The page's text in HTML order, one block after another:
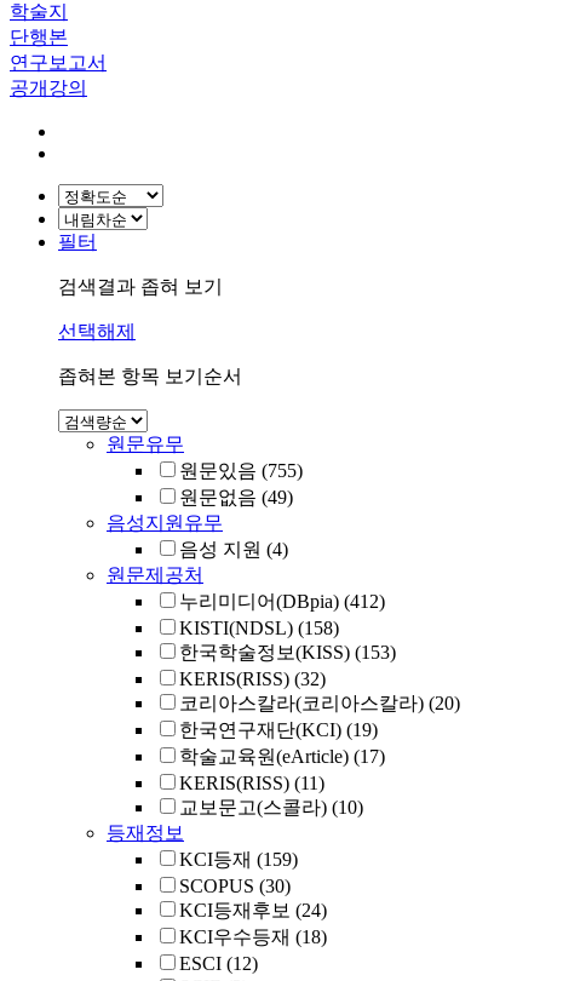
학술지
단행본
연구보고서
공개강의
필터
검색결과 좁혀 보기
선택해제
좁혀본 항목 보기순서
원문유무
원문있음 (755)
원문없음 (49)
음성지원유무
음성 지원 (4)
원문제공처
누리미디어(DBpia) (412)
KISTI(NDSL) (158)
한국학술정보(KISS) (153)
KERIS(RISS) (32)
코리아스칼라(코리아스칼라) (20)
한국연구재단(KCI) (19)
학술교육원(eArticle) (17)
KERIS(RISS) (11)
교보문고(스콜라) (10)
등재정보
KCI등재 (159)
SCOPUS (30)
KCI등재후보 (24)
KCI우수등재 (18)
ESCI (12)